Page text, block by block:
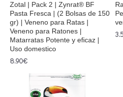
Zotal | Pack 2 | Zynrat® BF
Pasta Fresca | (2 Bolsas de 150
gr) | Veneno para Ratas |
Veneno para Ratones |
Matarratas Potente y eficaz |
Uso domestico
8.90€